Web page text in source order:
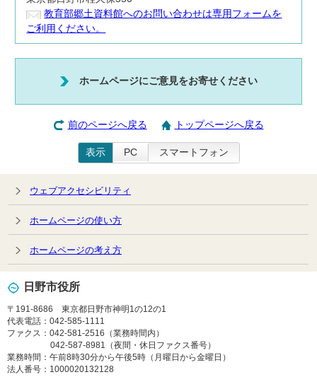
教育部郷土資料館へのお問い合わせは専用フォームを
ご利用ください。
ホームページにご意見をお寄せください
前のページへ戻る トップページへ戻る
表示 PC スマートフォン
ウェブアクセシビリティ
ホームページの使い方
ホームページの考え方
日野市役所
〒191-8686 東京都日野市神明1の12の1
代表電話：042-585-1111
ファクス：042-581-2516（業務時間内）
042-587-8981（夜間・休日ファクス番号）
業務時間：午前8時30分から午後5時（月曜日から金曜日）
法人番号：1000020132128